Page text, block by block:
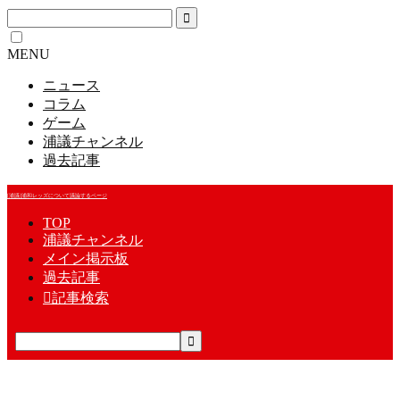
MENU
ニュース
コラム
ゲーム
浦議チャンネル
過去記事
[浦議]浦和レッズについて議論するページ
TOP
浦議チャンネル
メイン掲示板
過去記事
記事検索